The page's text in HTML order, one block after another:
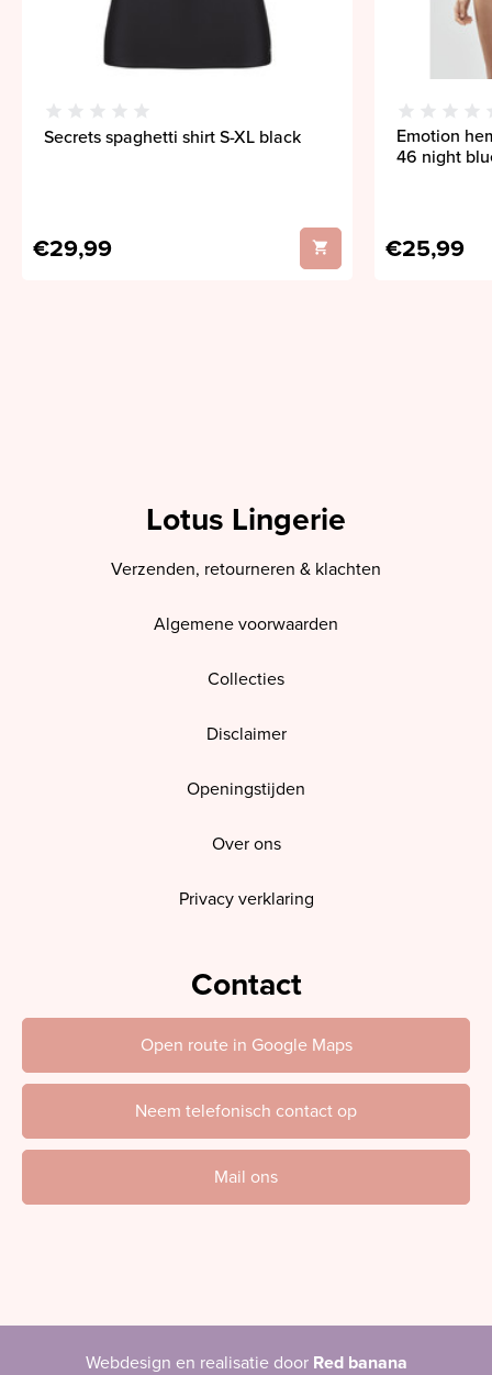
Secrets spaghetti shirt S-XL black
€29,99
Emotion
46 night
€25,99
Lotus Lingerie
Verzenden, retourneren & klachten
Algemene voorwaarden
Collecties
Disclaimer
Openingstijden
Over ons
Privacy verklaring
Contact
Open route in Google Maps
Neem telefonisch contact op
Mail ons
Webdesign en realisatie door Red banana